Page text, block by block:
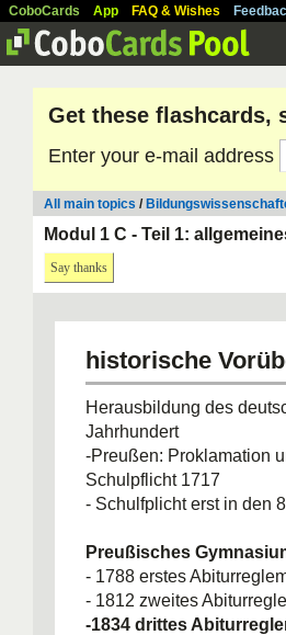
CoboCards App FAQ & Wishes
Get these flashcards,
Enter your e-mail address
All main topics /
Modul 1 C - Teil 1:
Say thanks
historische
Herausbildung des
Jahrhundert
-Preußen: Proklamation
Schulpflicht 1717
- Schulfplicht erst in den
Preußisches
- 1788 erstes
- 1812 zweites
-1834 drittes